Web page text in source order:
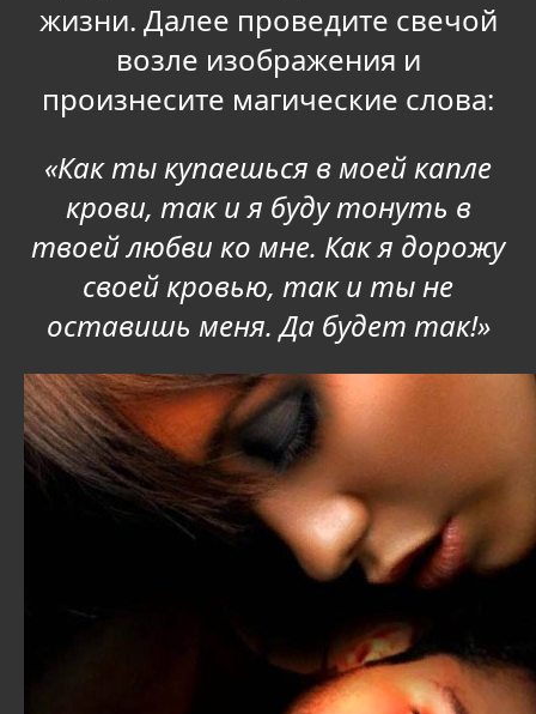
жизни. Далее проведите свечой
возле изображения и
произнесите магические слова:
«Как ты купаешься в моей капле
крови, так и я буду тонуть в
твоей любви ко мне. Как я дорожу
своей кровью, так и ты не
оставишь меня. Да будет так!»